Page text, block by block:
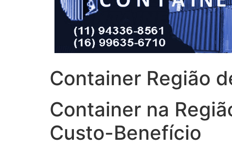
Container Região
Container na
Custo-Benefício